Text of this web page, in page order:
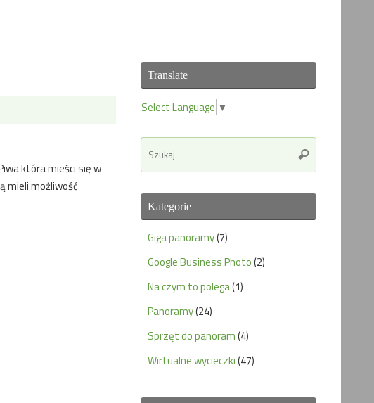
która mieści się w
mieli możliwość
Translate
Select Language ▼
Szukaj
Kategorie
Giga panoramy(7)
Google Business Photo(2)
Na czym to polega(1)
Panoramy(24)
Sprzęt do panoram(4)
Wirtualne wycieczki(47)